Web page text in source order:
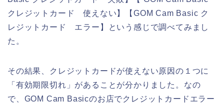
クレジットカード 使えない】【GOM Cam Basic ク
レジットカード エラー】という感じで調べてみまし
た。
その結果、クレジットカードが使えない原因の１つに
「有効期限切れ」があることが分かりました。なの
で、GOM Cam Basicのお店でクレジットカードエラー